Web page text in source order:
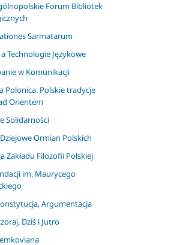
Forum Bibliotek
Sarmatarum
a Technologie Językowe
w Komunikacji
Polonica. Polskie tradycje
Orientem
Solidarności
Ormian Polskich
Zakładu Filozofii Polskiej
im. Maurycego
Argumentacja
Dziś i Jutro